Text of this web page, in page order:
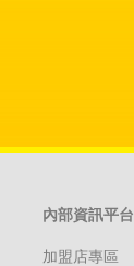
內部資訊平台
加盟店專區